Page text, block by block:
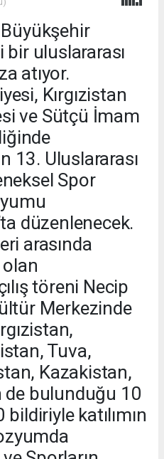
bir uluslararası
atıyor.
Kırgızistan
ve Sütçü İmam
13. Uluslararası
Spor
düzenlenecek.
arasında
töreni Necip
Merkezinde
Tuva,
Kazakistan,
de bulunduğu 10
katılımın